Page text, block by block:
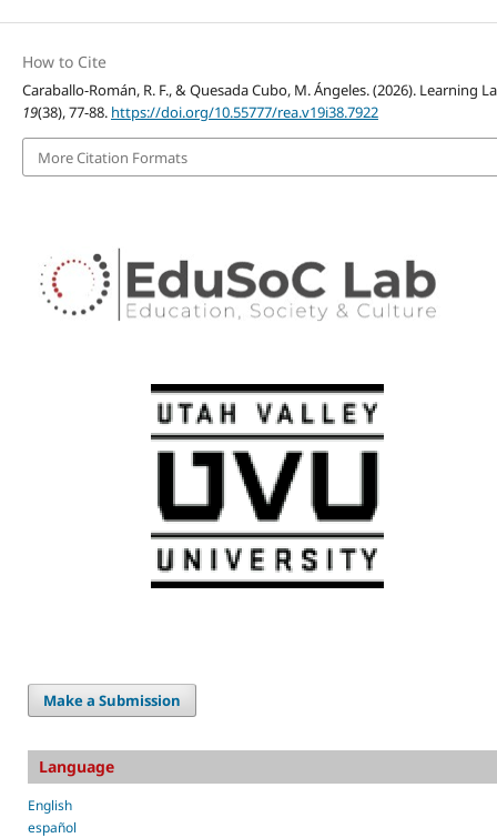
How to Cite
Caraballo-Román, R. F., & Quesada Cubo, M. Ángeles. (2026).
19(38), 77-88. https://doi.org/10.55777/rea.v19i38.7922
More Citation Formats
Make a Submission
Language
English
español